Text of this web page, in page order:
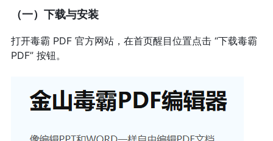
（一）下载与安装
打开毒霸 PDF 官方网站，在首页醒目位置点击 “下载毒霸
PDF” 按钮。